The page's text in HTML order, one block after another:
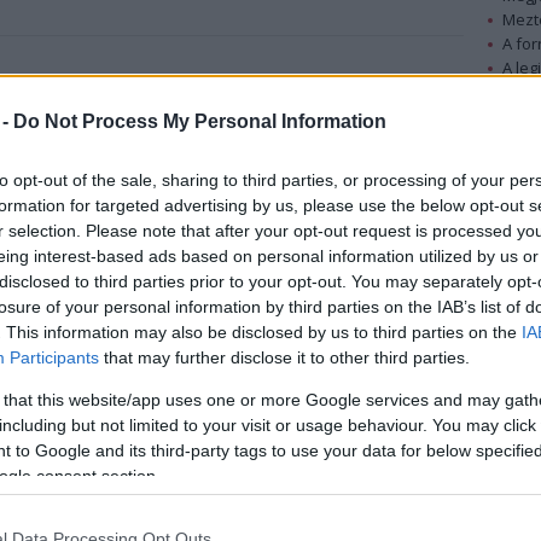
Do Not Process My Personal Information
opt-out of the sale, sharing to third parties, or processing of your
for targeted advertising by us, please use the below opt-out
selection. Please note that after your opt-out request is processed
interest-based ads based on personal information utilized by us
to third parties prior to your opt-out. You may separately
of your personal information by third parties on the IAB’s list of
This information may also be disclosed by us to third parties on the
Participants that may further disclose it to other third parties.
that this website/app uses one or more Google services and may
but not limited to your visit or usage behaviour. You may
to Google and its third-party tags to use your data for below
consent section.
humanitáriánus díjat az ENSZ-től egy 45
jó viszonyban van a fegyverekkel - olvasható a
A Global Citizen of the Year elnevezésű díjat az
ENSZ főtitkára, Ban Ki Mun New Yorkban adta át
a 45 éves Nicolas Cage-nek. Cage-et ezenkívül a
szervezet kábítószer és bűnözés elleni jószolgálati
nagykövetévé is kinevezték. A sztár saját szerint
az ő feladata, hogy "rávilágítson a globális
igazságosság szükségességére".
"A jótékonysági nagykövetként betöltött való
életbeli szerepem jóval nagyobb kihívást és
a színész. "A Nicolas Cage által alakított
oldalait elevenítik meg" - mondta Antonio
és Bűnmegelőzési Hivatalának egyik
A
A